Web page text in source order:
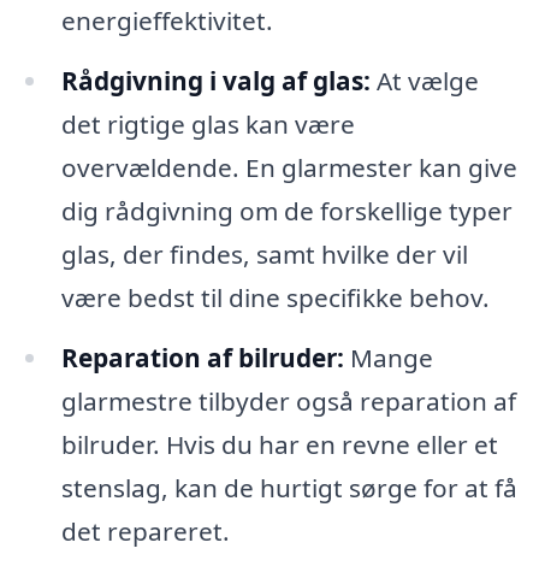
energieffektivitet.
Rådgivning i valg af glas: At vælge
det rigtige glas kan være
overvældende. En glarmester kan give
dig rådgivning om de forskellige typer
glas, der findes, samt hvilke der vil
være bedst til dine specifikke behov.
Reparation af bilruder: Mange
glarmestre tilbyder også reparation af
bilruder. Hvis du har en revne eller et
stenslag, kan de hurtigt sørge for at få
det repareret.